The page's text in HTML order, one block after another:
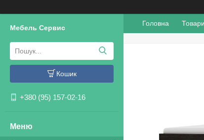
Мебель Сервис
Кошик
+380 (95) 157-02-16
Головна